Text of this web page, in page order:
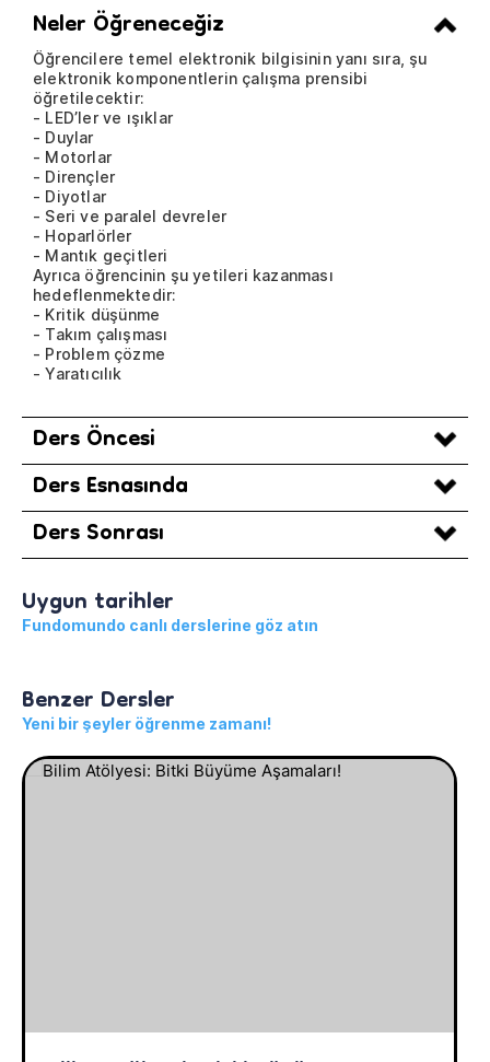
Neler Öğreneceğiz
Öğrencilere temel elektronik bilgisinin yanı sıra, şu
elektronik komponentlerin çalışma prensibi
öğretilecektir:
- LED’ler ve ışıklar
- Duylar
- Motorlar
- Dirençler
- Diyotlar
- Seri ve paralel devreler
- Hoparlörler
- Mantık geçitleri
Ayrıca öğrencinin şu yetileri kazanması
hedeflenmektedir:
- Kritik düşünme
- Takım çalışması
- Problem çözme
- Yaratıcılık
Ders Öncesi
Ders Esnasında
Ders Sonrası
Uygun tarihler
Fundomundo canlı derslerine göz atın
Benzer Dersler
Yeni bir şeyler öğrenme zamanı!